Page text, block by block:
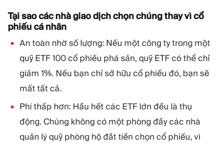
Tại sao các nhà giao dịch chọn chúng thay vì cổ
phiếu cá nhân
An toàn nhờ số lượng: Nếu một công ty trong một
quỹ ETF 100 cổ phiếu phá sản, quỹ ETF có thể chỉ
giảm 1%. Nếu bạn chỉ sở hữu cổ phiếu đó, bạn sẽ
mất tất cả.
Phí thấp hơn: Hầu hết các ETF lớn đều là thụ
động. Chúng không có một phòng đầy các nhà
quản lý quỹ phòng hộ đắt tiền chọn cổ phiếu, vì